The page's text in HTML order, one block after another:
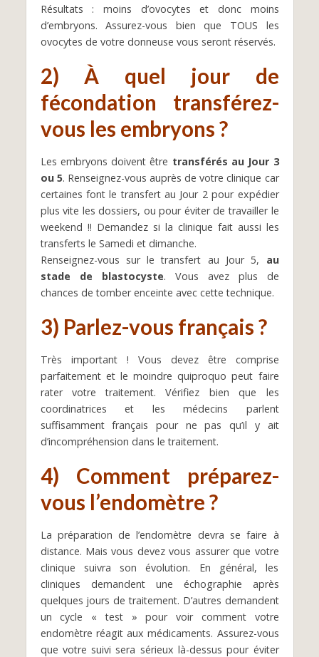
Résultats : moins d’ovocytes et donc moins
d’embryons. Assurez-vous bien que TOUS les
ovocytes de votre donneuse vous seront réservés.
2) À quel jour de
fécondation transférez-
vous les embryons ?
Les embryons doivent être transférés au Jour 3
ou 5. Renseignez-vous auprès de votre clinique car
certaines font le transfert au Jour 2 pour expédier
plus vite les dossiers, ou pour éviter de travailler le
weekend !! Demandez si la clinique fait aussi les
transferts le Samedi et dimanche.
Renseignez-vous sur le transfert au Jour 5, au
stade de blastocyste. Vous avez plus de
chances de tomber enceinte avec cette technique.
3) Parlez-vous français ?
Très important ! Vous devez être comprise
parfaitement et le moindre quiproquo peut faire
rater votre traitement. Vérifiez bien que les
coordinatrices et les médecins parlent
suffisamment français pour ne pas qu’il y ait
d’incompréhension dans le traitement.
4) Comment préparez-
vous l’endomètre ?
La préparation de l’endomètre devra se faire à
distance. Mais vous devez vous assurer que votre
clinique suivra son évolution. En général, les
cliniques demandent une échographie après
quelques jours de traitement. D’autres demandent
un cycle « test » pour voir comment votre
endomètre réagit aux médicaments. Assurez-vous
que votre suivi sera sérieux là-dessus pour éviter